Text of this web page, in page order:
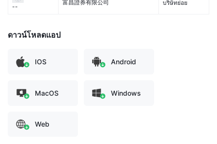
--
富昌證券有限公司 บริษัทย่อย
ดาวน์โหลดแอป
IOS Android
MacOS Windows
Web